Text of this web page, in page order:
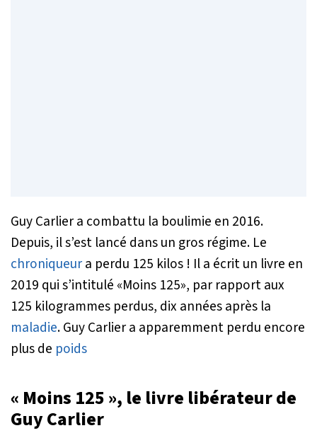
Guy Carlier a combattu la boulimie en 2016.
Depuis, il s’est lancé dans un gros régime. Le
chroniqueura perdu 125 kilos ! Il a écrit un livre en
2019 qui s’intitulé «Moins 125», par rapport aux
125 kilogrammes perdus, dix années après la
maladie. Guy Carlier a apparemment perdu encore
plus de poids
« Moins 125», le livre libérateur de
Guy Carlier